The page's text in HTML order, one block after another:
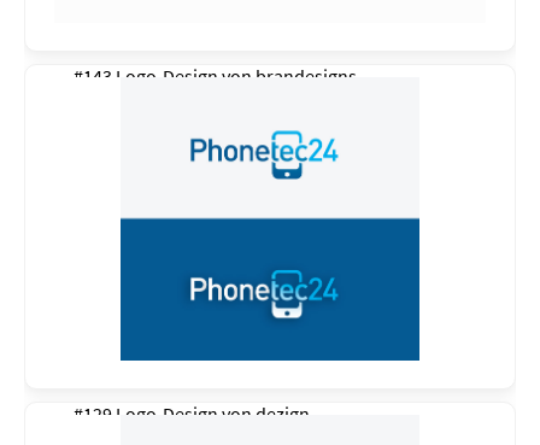
#143 Logo-Design von brandesigns
#129 Logo-Design von dezign